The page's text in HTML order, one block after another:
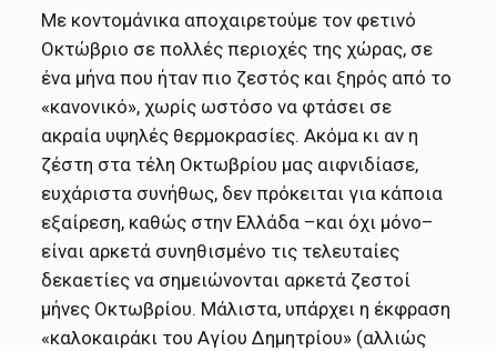
Με κοντομάνικα αποχαιρετούμε τον φετινό
Οκτώβριο σε πολλές περιοχές της χώρας, σε
ένα μήνα που ήταν πιο ζεστός και ξηρός από το
«κανονικό», χωρίς ωστόσο να φτάσει σε
ακραία υψηλές θερμοκρασίες. Ακόμα κι αν η
ζέστη στα τέλη Οκτωβρίου μας αιφνιδίασε,
ευχάριστα συνήθως, δεν πρόκειται για κάποια
εξαίρεση, καθώς στην Ελλάδα –και όχι μόνο–
είναι αρκετά συνηθισμένο τις τελευταίες
δεκαετίες να σημειώνονται αρκετά ζεστοί
μήνες Οκτωβρίου. Μάλιστα, υπάρχει η έκφραση
«καλοκαιράκι του Αγίου Δημητρίου» (αλλιώς